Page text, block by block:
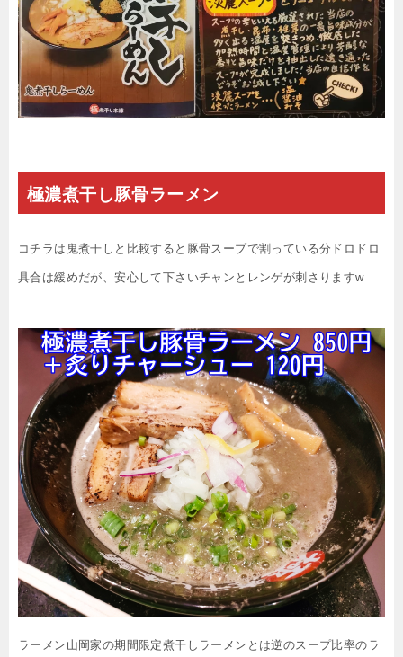
極濃煮干し豚骨ラーメン
コチラは鬼煮干しと比較すると豚骨スープで割っている分ドロドロ
具合は緩めだが、安心して下さいチャンとレンゲが刺さりますw
ラーメン山岡家の期間限定煮干しラーメンとは逆のスープ比率のラ